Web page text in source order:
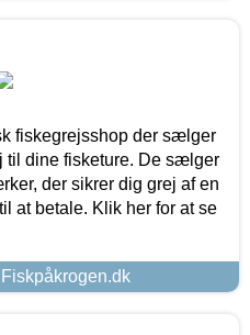
fiskegrejsshop der sælger
til dine fisketure. De sælger
der sikrer dig grej af en
at betale. Klik her for at se